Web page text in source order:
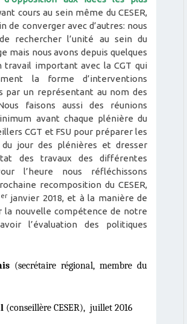
cours au sein même du CESER,
de converger avec d’autres: nous
rechercher l’unité au sein du
mais nous avons depuis quelques
important avec la CGT qui
la forme d’interventions
par un représentant au nom des
faisons aussi des réunions
avant chaque plénière du
CGT et FSU pour préparer les
jour des plénières et dresser
des travaux des différentes
l’heure nous réfléchissons
recomposition du CESER,
erjanvier 2018, et à la manière de
nouvelle compétence de notre
l’évaluation des politiques
(secrétaire régional, membre du
(conseillère CESER), juillet 2016